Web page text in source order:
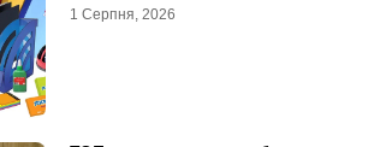
1 Серпня, 2026